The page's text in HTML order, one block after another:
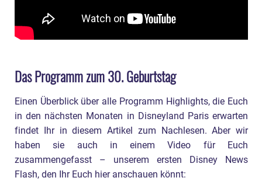
Das Programm zum 30. Geburtstag
Einen Überblick über alle Programm Highlights, die Euch
in den nächsten Monaten in Disneyland Paris erwarten
findet Ihr in diesem Artikel zum Nachlesen. Aber wir
haben sie auch in einem Video für Euch
zusammengefasst – unserem ersten Disney News
Flash, den Ihr Euch hier anschauen könnt: